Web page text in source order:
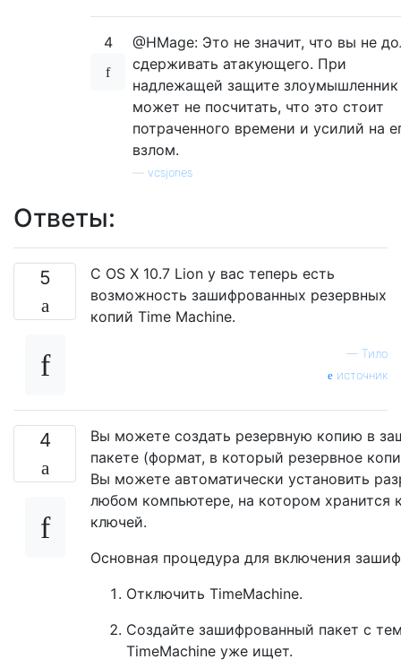
4
@HMage: Это не значит, что вы не
сдерживать атакующего. При
надлежащей защите злоумышленник
может не посчитать, что это стоит
потраченного времени и усилий на
взлом.
vcsjones
Ответы:
5
С OS X 10.7 Lion у вас теперь есть
возможность зашифрованных резервных
копий Time Machine.
— Тило
источник
4
Вы можете создать резервную копию в
пакете (формат, в который резервное
Вы можете автоматически установить
любом компьютере, на котором хранится
ключей.
Основная процедура для включения
Отключить TimeMachine.
Создайте зашифрованный пакет с
TimeMachine уже ищет.